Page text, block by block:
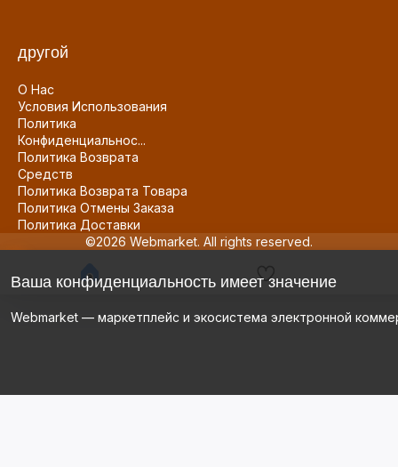
другой
О Нас
Условия Использования
Политика
Конфиденциальнос...
Политика Возврата
Средств
Политика Возврата Товара
Политика Отмены Заказа
Политика Доставки
©2026 Webmarket. All rights reserved.
Ваша конфиденциальность имеет значение
Webmarket — маркетплейс и экосистема электронной